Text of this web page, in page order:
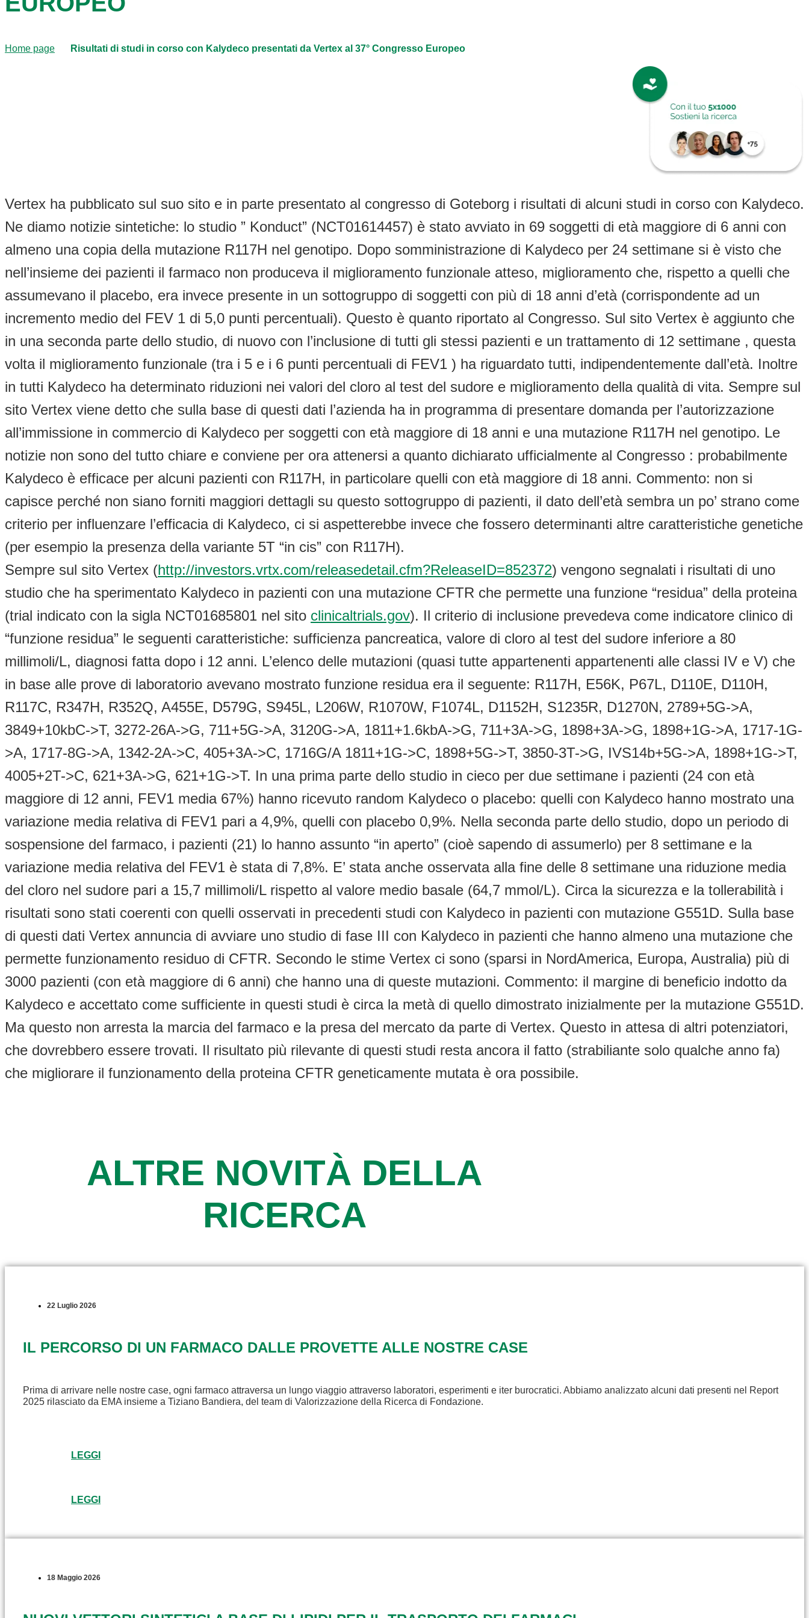
Home page Risultati di studi in corso con Kalydeco presentati da Vertex al 37° Congresso Europeo
Vertex ha pubblicato sul suo sito e in parte presentato al congresso di Goteborg i risultati di alcuni studi in corso con Kalydeco.
Ne diamo notizie sintetiche: lo studio ” Konduct” (NCT01614457) è stato avviato in 69 soggetti di età maggiore di 6 anni con
almeno una copia della mutazione R117H nel genotipo. Dopo somministrazione di Kalydeco per 24 settimane si è visto che
nell’insieme dei pazienti il farmaco non produceva il miglioramento funzionale atteso, miglioramento che, rispetto a quelli che
assumevano il placebo, era invece presente in un sottogruppo di soggetti con più di 18 anni d’età (corrispondente ad un
incremento medio del FEV 1 di 5,0 punti percentuali). Questo è quanto riportato al Congresso. Sul sito Vertex è aggiunto che
in una seconda parte dello studio, di nuovo con l’inclusione di tutti gli stessi pazienti e un trattamento di 12 settimane , questa
volta il miglioramento funzionale (tra i 5 e i 6 punti percentuali di FEV1 ) ha riguardato tutti, indipendentemente dall’età. Inoltre
in tutti Kalydeco ha determinato riduzioni nei valori del cloro al test del sudore e miglioramento della qualità di vita. Sempre sul
sito Vertex viene detto che sulla base di questi dati l’azienda ha in programma di presentare domanda per l’autorizzazione
all’immissione in commercio di Kalydeco per soggetti con età maggiore di 18 anni e una mutazione R117H nel genotipo. Le
notizie non sono del tutto chiare e conviene per ora attenersi a quanto dichiarato ufficialmente al Congresso : probabilmente
Kalydeco è efficace per alcuni pazienti con R117H, in particolare quelli con età maggiore di 18 anni. Commento: non si
capisce perché non siano forniti maggiori dettagli su questo sottogruppo di pazienti, il dato dell’età sembra un po’ strano come
criterio per influenzare l’efficacia di Kalydeco, ci si aspetterebbe invece che fossero determinanti altre caratteristiche genetiche
(per esempio la presenza della variante 5T “in cis” con R117H).
Sempre sul sito Vertex (http://investors.vrtx.com/releasedetail.cfm?ReleaseID=852372) vengono segnalati i risultati di uno
studio che ha sperimentato Kalydeco in pazienti con una mutazione CFTR che permette una funzione “residua” della proteina
(trial indicato con la sigla NCT01685801 nel sito clinicaltrials.gov). Il criterio di inclusione prevedeva come indicatore clinico di
“funzione residua” le seguenti caratteristiche: sufficienza pancreatica, valore di cloro al test del sudore inferiore a 80
millimoli/L, diagnosi fatta dopo i 12 anni. L’elenco delle mutazioni (quasi tutte appartenenti appartenenti alle classi IV e V) che
in base alle prove di laboratorio avevano mostrato funzione residua era il seguente: R117H, E56K, P67L, D110E, D110H,
R117C, R347H, R352Q, A455E, D579G, S945L, L206W, R1070W, F1074L, D1152H, S1235R, D1270N, 2789+5G->A,
3849+10kbC->T, 3272-26A->G, 711+5G->A, 3120G->A, 1811+1.6kbA->G, 711+3A->G, 1898+3A->G, 1898+1G->A, 1717-1G-
>A, 1717-8G->A, 1342-2A->C, 405+3A->C, 1716G/A 1811+1G->C, 1898+5G->T, 3850-3T->G, IVS14b+5G->A, 1898+1G->T,
4005+2T->C, 621+3A->G, 621+1G->T. In una prima parte dello studio in cieco per due settimane i pazienti (24 con età
maggiore di 12 anni, FEV1 media 67%) hanno ricevuto random Kalydeco o placebo: quelli con Kalydeco hanno mostrato una
variazione media relativa di FEV1 pari a 4,9%, quelli con placebo 0,9%. Nella seconda parte dello studio, dopo un periodo di
sospensione del farmaco, i pazienti (21) lo hanno assunto “in aperto” (cioè sapendo di assumerlo) per 8 settimane e la
variazione media relativa del FEV1 è stata di 7,8%. E’ stata anche osservata alla fine delle 8 settimane una riduzione media
del cloro nel sudore pari a 15,7 millimoli/L rispetto al valore medio basale (64,7 mmol/L). Circa la sicurezza e la tollerabilità i
risultati sono stati coerenti con quelli osservati in precedenti studi con Kalydeco in pazienti con mutazione G551D. Sulla base
di questi dati Vertex annuncia di avviare uno studio di fase III con Kalydeco in pazienti che hanno almeno una mutazione che
permette funzionamento residuo di CFTR. Secondo le stime Vertex ci sono (sparsi in NordAmerica, Europa, Australia) più di
3000 pazienti (con età maggiore di 6 anni) che hanno una di queste mutazioni. Commento: il margine di beneficio indotto da
Kalydeco e accettato come sufficiente in questi studi è circa la metà di quello dimostrato inizialmente per la mutazione G551D.
Ma questo non arresta la marcia del farmaco e la presa del mercato da parte di Vertex. Questo in attesa di altri potenziatori,
che dovrebbero essere trovati. Il risultato più rilevante di questi studi resta ancora il fatto (strabiliante solo qualche anno fa)
che migliorare il funzionamento della proteina CFTR geneticamente mutata è ora possibile.
ALTRE NOVITÀ DELLA
RICERCA
22 Luglio 2026
IL PERCORSO DI UN FARMACO DALLE PROVETTE ALLE NOSTRE CASE
Prima di arrivare nelle nostre case, ogni farmaco attraversa un lungo viaggio attraverso laboratori, esperimenti e iter burocratici. Abbiamo analizzato alcuni dati presenti nel Report
2025 rilasciato da EMA insieme a Tiziano Bandiera, del team di Valorizzazione della Ricerca di Fondazione.
LEGGI
LEGGI
18 Maggio 2026